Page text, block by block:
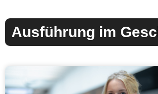
Ausführung im